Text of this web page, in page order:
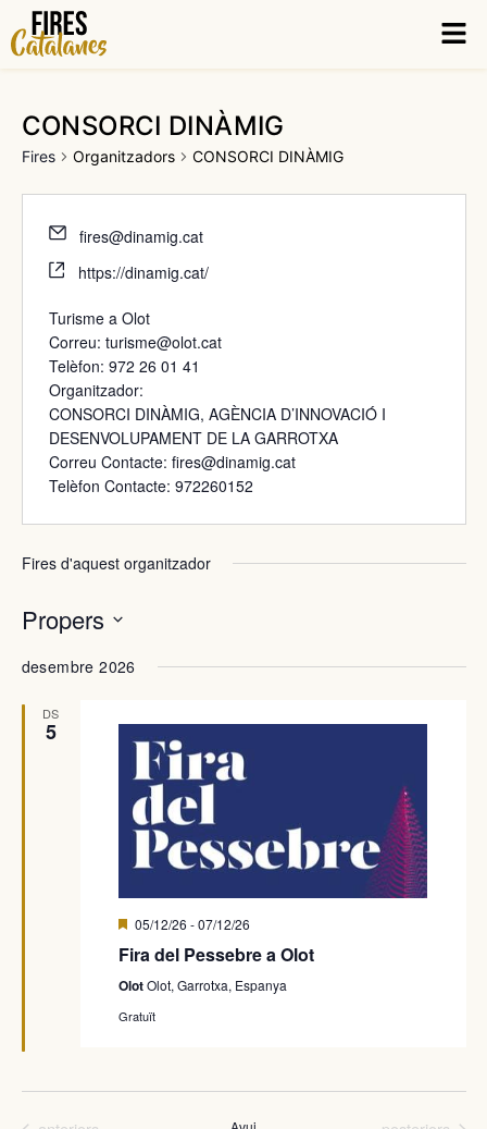
CONSORCI DINÀMIG
Fires Organitzadors CONSORCI DINÀMIG
fires@dinamig.cat
https://dinamig.cat/
Turisme a Olot
Correu: turisme@olot.cat
Telèfon: 972 26 01 41
Organitzador:
CONSORCI DINÀMIG, AGÈNCIA D’INNOVACIÓ I
DESENVOLUPAMENT DE LA GARROTXA
Correu Contacte: fires@dinamig.cat
Telèfon Contacte: 972260152
Fires d'aquest organitzador
Propers
una
desembre 2026
DS
5
Destacada
05/12/26 -07/12/26
Fira del Pessebre a Olot
OlotOlot, Garrotxa, Espanya
Gratuït